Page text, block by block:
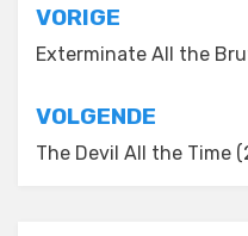
Bericht
navigatie
VORIGE
Exterminate All the
VOLGENDE
The Devil All the Time